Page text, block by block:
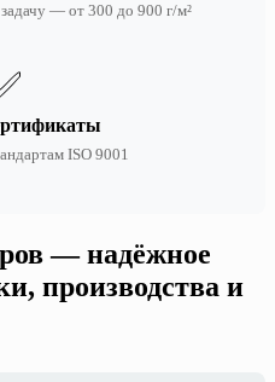
— от 300 до 900 г/м²
ISO 9001
— надёжное
производства и